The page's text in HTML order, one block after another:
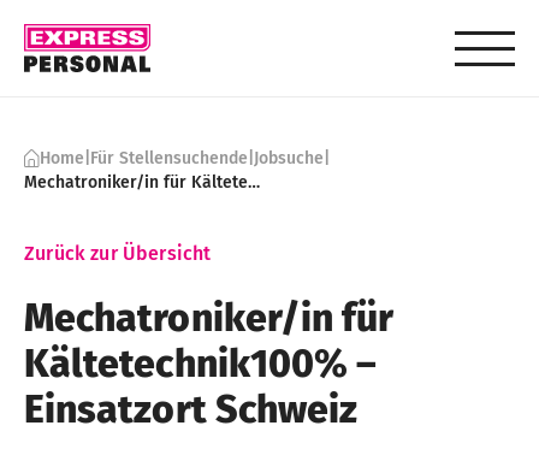
Home|Für Stellensuchende|Jobsuche|
Mechatroniker/in für Kältetechnik100% – Einsatzort Schweiz
Zurück zur Übersicht
Mechatroniker​/in für
Kältetechnik100% –
Einsatzort Schweiz